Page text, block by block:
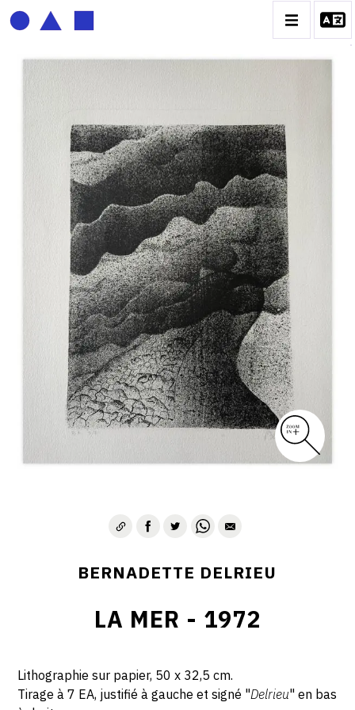
BERNADETTE DELRIEU
BIOGRAPHIE
CATALOGUE DES OEUVRES
ECRITURE DE LUMIÈRE
PHOTO / PEINTURE
TÉNÈBRES ET LUMIÈRE
CONTACT
BERNADETTE DELRIEU
LA MER - 1972
Lithographie sur papier, 50 x 32,5 cm.
Tirage à 7 EA, justifié à gauche et signé "Delrieu" en bas